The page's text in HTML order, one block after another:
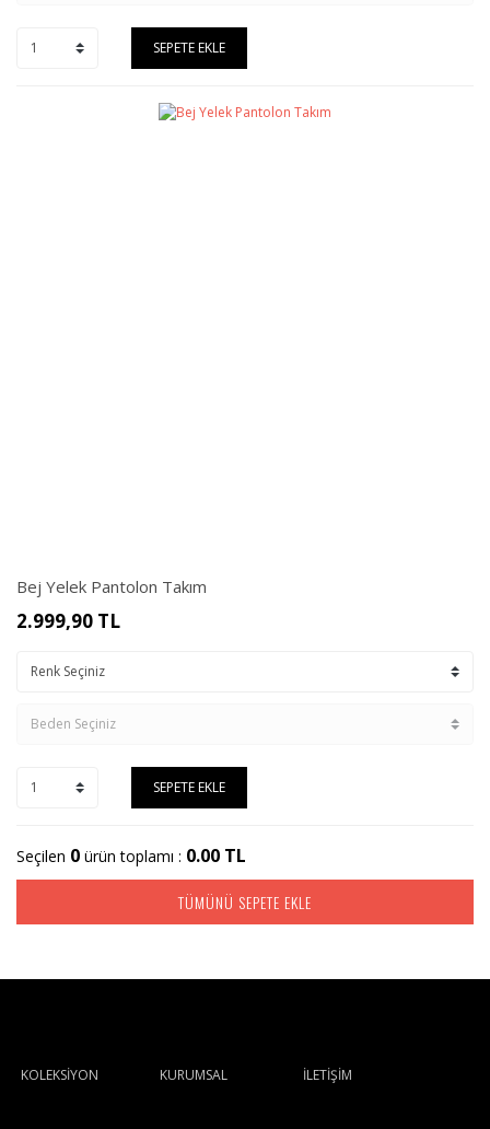
SEPETE EKLE
Bej Yelek Pantolon Takım
2.999,90 TL
SEPETE EKLE
Seçilen 0 ürün toplamı : 0.00 TL
TÜMÜNÜ SEPETE EKLE
KOLEKSİYON KURUMSAL İLETİŞİM